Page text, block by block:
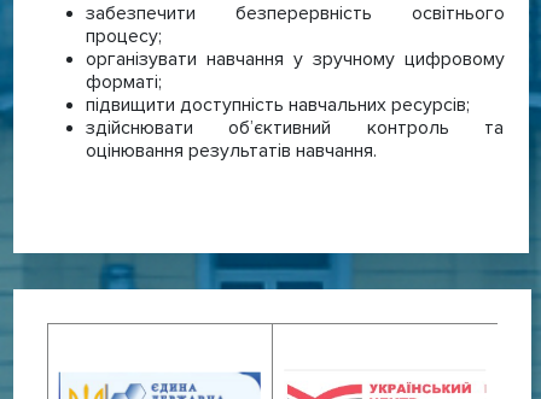
забезпечити безперервність освітнього
процесу;
організувати навчання у зручному цифровому
форматі;
підвищити доступність навчальних ресурсів;
здійснювати об’єктивний контроль та
оцінювання результатів навчання.